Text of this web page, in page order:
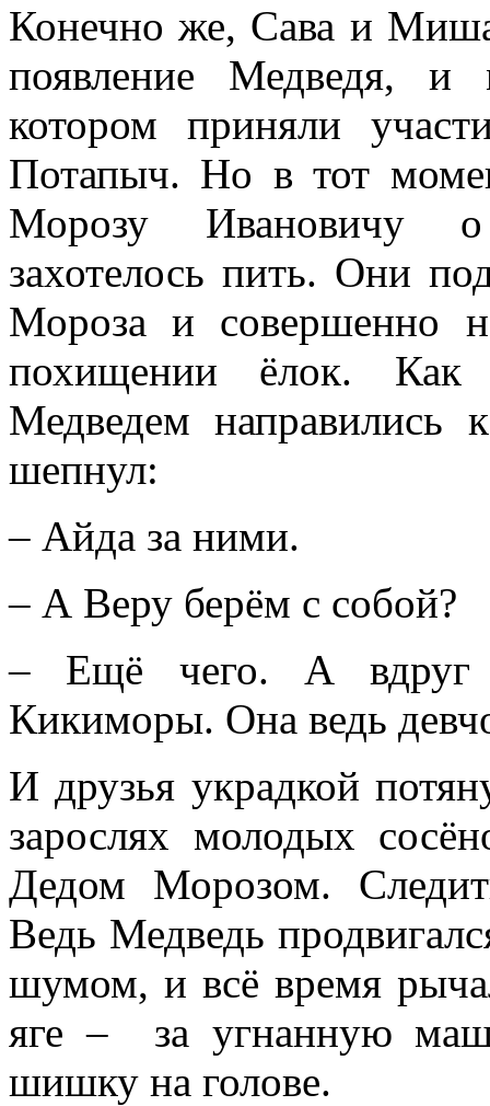
Конечно же, Сава и Миша
появление Медведя, и
котором приняли
Потапыч. Но в тот
Морозу Ивановичу о
захотелось пить. Они
Мороза и совершенно
похищении ёлок.
Медведем
шепнул:
– Айда за ними.
– А Веру берём с собой?
– Ещё чего. А вдруг
Кикиморы. Она ведь
И друзья украдкой
зарослях молодых
Дедом Морозом.
Ведь Медведь
шумом, и всё время
яге – за угнанную
шишку на голове.